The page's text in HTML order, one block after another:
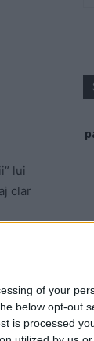
of your
below opt-out
is processed
lui
clar